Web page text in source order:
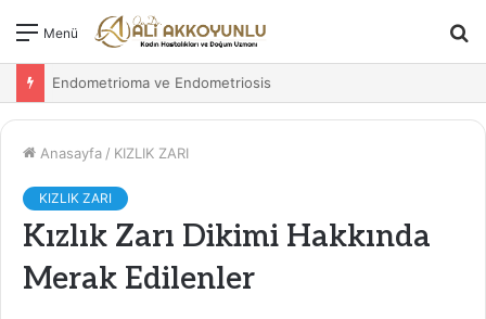
Menü
Endometrioma ve Endometriosis
Anasayfa / KIZLIK ZARI
KIZLIK ZARI
Kızlık Zarı Dikimi Hakkında
Merak Edilenler